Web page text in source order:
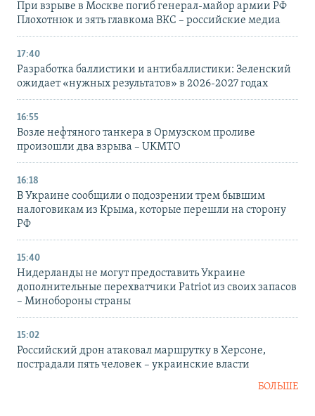
При взрыве в Москве погиб генерал-майор армии РФ
Плохотнюк и зять главкома ВКС – российские медиа
17:40
Разработка баллистики и антибаллистики: Зеленский
ожидает «нужных результатов» в 2026-2027 годах
16:55
Возле нефтяного танкера в Ормузском проливе
произошли два взрыва – UKMTO
16:18
В Украине сообщили о подозрении трем бывшим
налоговикам из Крыма, которые перешли на сторону
РФ
15:40
Нидерланды не могут предоставить Украине
дополнительные перехватчики Patriot из своих запасов
– Минобороны страны
15:02
Российский дрон атаковал маршрутку в Херсоне,
пострадали пять человек – украинские власти
БОЛЬШЕ